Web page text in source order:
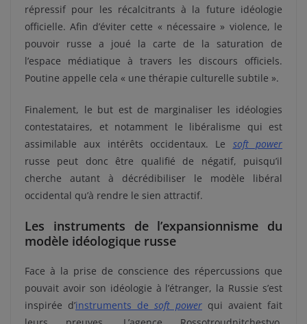
répressif pour les récalcitrants à la future idéologie
officielle. Afin d’éviter cette « nécessaire » violence, le
pouvoir russe a joué la carte de la saturation de
l’espace médiatique à travers les discours officiels.
Poutine appelle cela « une thérapie culturelle subtile ».
Finalement, le but est de marginaliser les idéologies
contestataires, et notamment le libéralisme qui est
assimilable aux intérêts occidentaux. Le soft power
russe peut donc être qualifié de négatif, puisqu’il
cherche autant à décrédibiliser le modèle libéral
occidental qu’à rendre le sien attractif.
Les instruments de l’expansionnisme du
modèle idéologique russe
Face à la prise de conscience des répercussions que
pouvait avoir son idéologie à l’étranger, la Russie s’est
inspirée d’instruments de soft power qui avaient fait